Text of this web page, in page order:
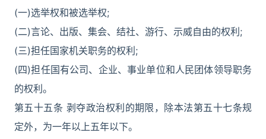
(一)选举权和被选举权;
(二)言论、出版、集会、结社、游行、示威自由的权利;
(三)担任国家机关职务的权利;
(四)担任国有公司、企业、事业单位和人民团体领导职务
的权利。
第五十五条 剥夺政治权利的期限，除本法第五十七条规
定外，为一年以上五年以下。